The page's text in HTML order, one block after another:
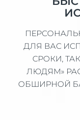
ДЛЯ ВАС
СРОКИ,
ЛЮДЯМ»
ОБШИРНОЙ